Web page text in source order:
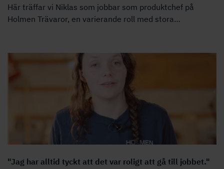
Här träffar vi Niklas som jobbar som produktchef på
Holmen Trävaror, en varierande roll med stora…
"Jag har alltid tyckt att det var roligt att gå till jobbet."